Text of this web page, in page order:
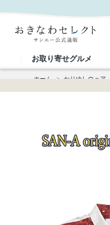
お取り寄せグルメ
ホーム > かりゆしウェア